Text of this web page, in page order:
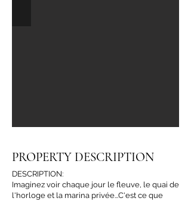
PROPERTY DESCRIPTION
DESCRIPTION:
Imaginez voir chaque jour le fleuve, le quai de
l'horloge et la marina privée...C'est ce que